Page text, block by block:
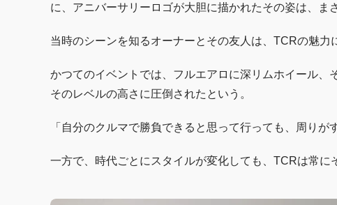
に、アニバーサリーロゴが大胆に描かれたその姿は、ま
当時のシーンを知るオーナーとその友人は、TCRの魅力
かつてのイベントでは、フルエアロに深リムホイール、
そのレベルの高さに圧倒されたという。
「自分のクルマで勝負できると思って行っても、周りが
一方で、時代ごとにスタイルが変化しても、TCRは常に